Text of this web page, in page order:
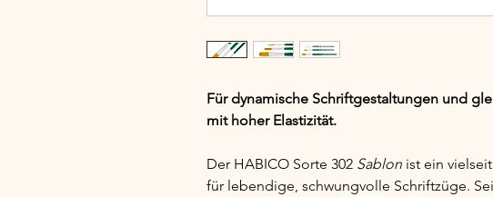
Für dynamische Schriftgestaltungen und
mit hoher Elastizität.
Der HABICO Sorte 302 Sablon ist ein
für lebendige, schwungvolle Schriftzüge.